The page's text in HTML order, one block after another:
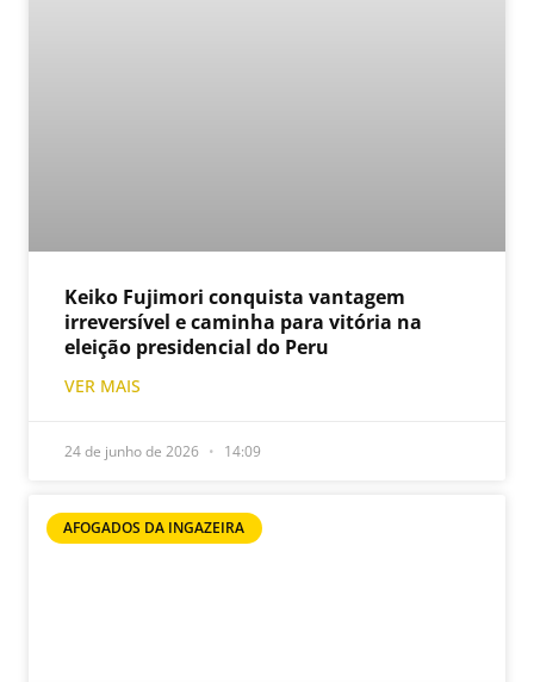
Keiko Fujimori conquista vantagem
irreversível e caminha para vitória na
eleição presidencial do Peru
VER MAIS
24 de junho de 2026 14:09
AFOGADOS DA INGAZEIRA